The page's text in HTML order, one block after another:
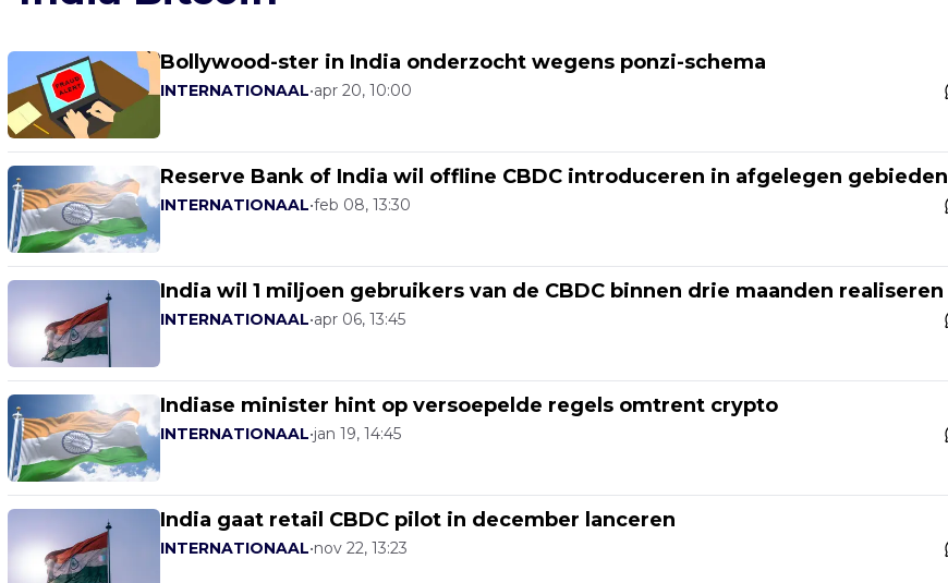
Bollywood-ster in India onderzocht wegens ponzi-schema
INTERNATIONAAL•apr 20, 10:00
Reserve Bank of India wil offline CBDC introduceren in afgelegen gebieden
INTERNATIONAAL•feb 08, 13:30
India wil 1 miljoen gebruikers van de CBDC binnen drie maanden realiseren
INTERNATIONAAL•apr 06, 13:45
Indiase minister hint op versoepelde regels omtrent crypto
INTERNATIONAAL•jan 19, 14:45
India gaat retail CBDC pilot in december lanceren
INTERNATIONAAL•nov 22, 13:23